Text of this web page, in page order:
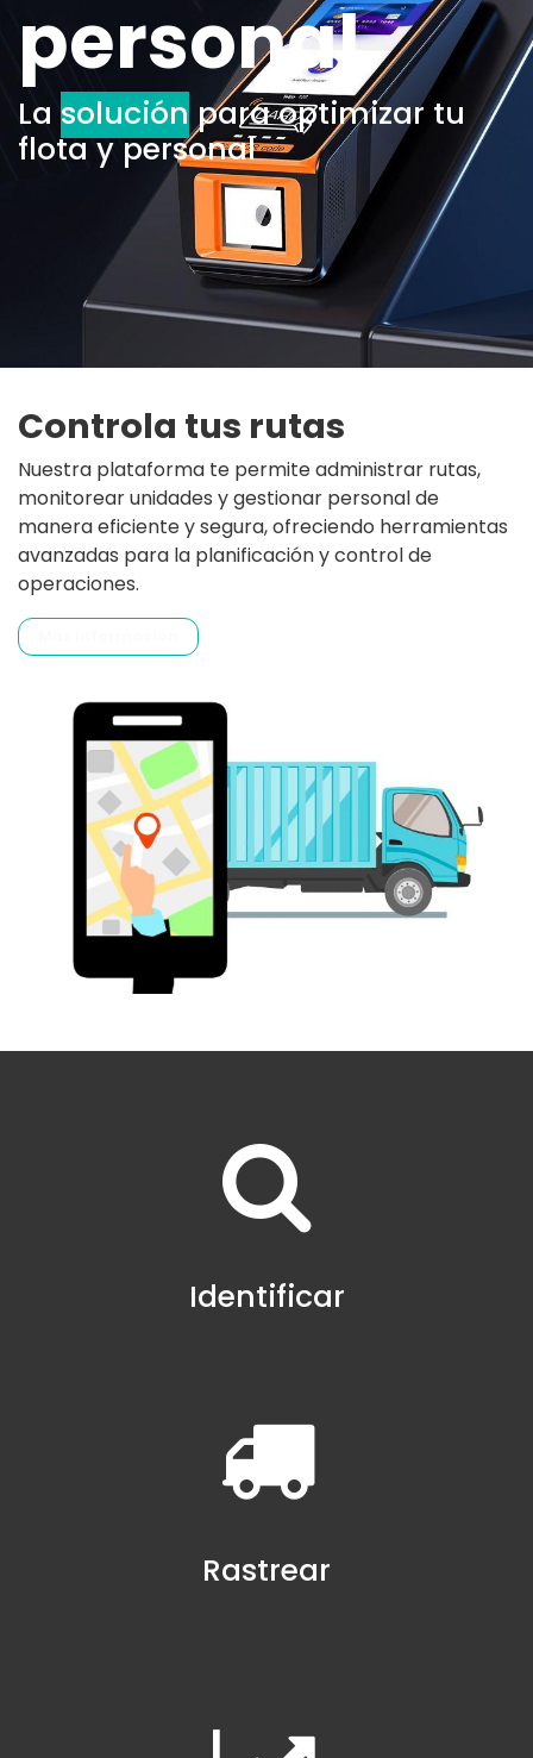
personal
La solución para optimizar tu
flota y personal
Controla tus rutas
Nuestra plataforma te permite administrar rutas,
monitorear unidades y gestionar personal de
manera eficiente y segura, ofreciendo herramientas
avanzadas para la planificación y control de
operaciones.
Identificar
Rastrear